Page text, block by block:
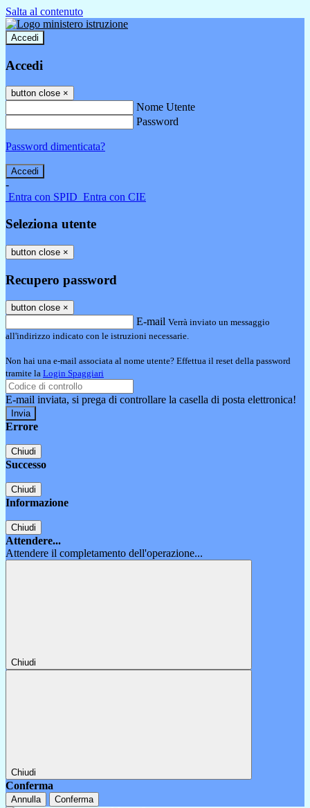
Salta al contenuto
Accedi
Accedi
button close ×
Nome Utente
Password
Password dimenticata?
-
Entra con SPID Entra con CIE
Seleziona utente
button close ×
Recupero password
button close ×
E-mail Verrà inviato un messaggio
all'indirizzo indicato con le istruzioni necessarie.
Non hai una e-mail associata al nome utente? Effettua il reset della password
tramite la Login Spaggiari
E-mail inviata, si prega di controllare la casella di posta elettronica!
Errore
Chiudi
Successo
Chiudi
Informazione
Chiudi
Attendere...
Attendere il completamento dell'operazione...
Chiudi
Chiudi
Conferma
Annulla Conferma